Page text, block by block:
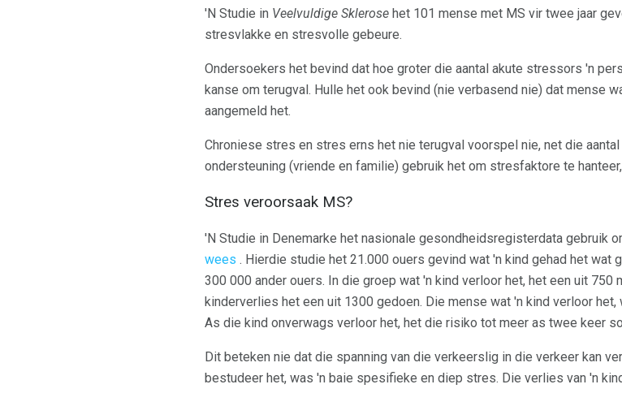
'N Studie in Veelvuldige Sklerose het 101 mense met MS vir twee jaar
stresvlakke en stresvolle gebeure.
Ondersoekers het bevind dat hoe groter die aantal akute stressors 'n
kanse om terugval. Hulle het ook bevind (nie verbasend nie) dat mense
aangemeld het.
Chroniese stres en stres erns het nie terugval voorspel nie, net die
ondersteuning (vriende en familie) gebruik het om stresfaktore te
Stres veroorsaak MS?
'N Studie in Denemarke het nasionale gesondheidsregisterdata gebruik
wees . Hierdie studie het 21.000 ouers gevind wat 'n kind gehad het wat
300 000 ander ouers. In die groep wat 'n kind verloor het, het een uit
kinderverlies het een uit 1300 gedoen. Die mense wat 'n kind verloor
As die kind onverwags verloor het, het die risiko tot meer as twee keer
Dit beteken nie dat die spanning van die verkeerslig in die verkeer kan
bestudeer het, was 'n baie spesifieke en diep stres. Die verlies van 'n